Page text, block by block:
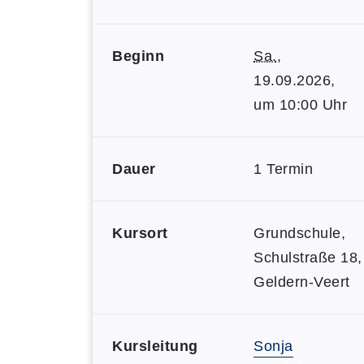
Beginn Sa.,
19.09.2026,
um 10:00 Uhr
Dauer 1 Termin
Kursort
Grundschule,
Schulstraße 18,
Geldern-Veert
Kursleitung
Sonja